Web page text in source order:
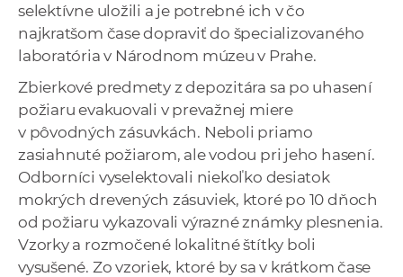
selektívne uložili a je potrebné ich v čo
najkratšom čase dopraviť do špecializovaného
laboratória v Národnom múzeu v Prahe.
Zbierkové predmety z depozitára sa po uhasení
požiaru evakuovali v prevažnej miere
v pôvodných zásuvkách. Neboli priamo
zasiahnuté požiarom, ale vodou pri jeho hasení.
Odborníci vyselektovali niekoľko desiatok
mokrých drevených zásuviek, ktoré po 10 dňoch
od požiaru vykazovali výrazné známky plesnenia.
Vzorky a rozmočené lokalitné štítky boli
vysušené. Zo vzoriek, ktoré by sa v krátkom čase